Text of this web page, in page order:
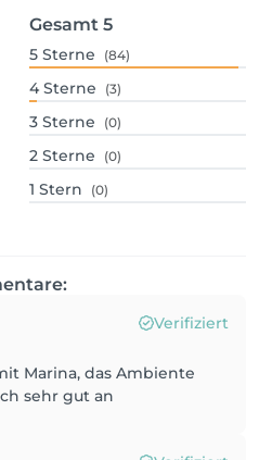
Gesamt 5
5 Sterne (84)
4 Sterne (3)
3 Sterne (0)
2 Sterne (0)
1 Stern (0)
Verifiziert
Marina, das Ambiente
sehr gut an